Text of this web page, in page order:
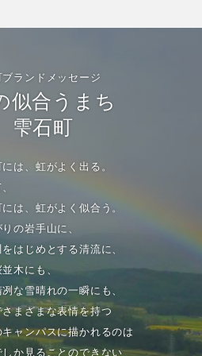
ブランドメッセージ
似合うまち
雫石町
は、虹がよく出る。
は、虹がよく似合う。
の岩手山に、
はじめとする清流に、
木にも、
な雪晴れの一瞬にも、
さまざまな表情を持つ
キャンパスに描かれるのは
しか見ることのできない